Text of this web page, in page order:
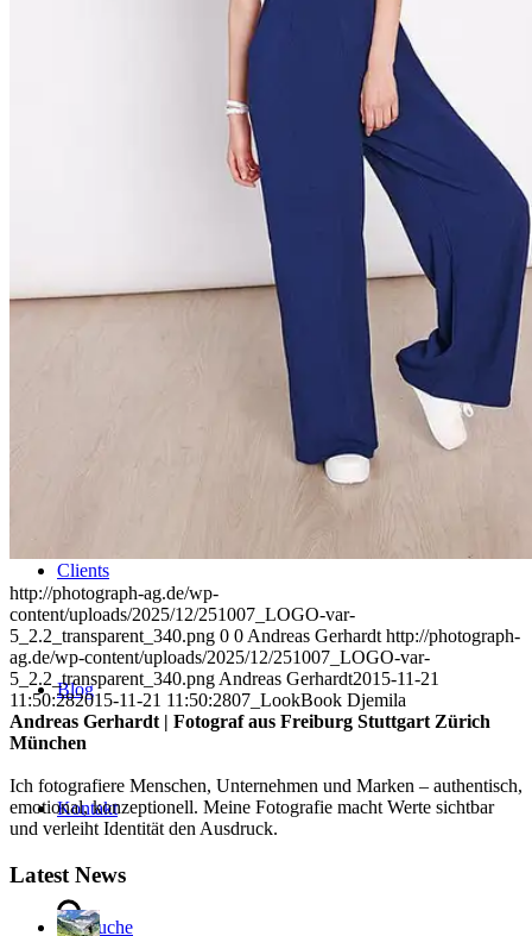
Clients
Blog
Kontakt
Suche
http://photograph-ag.de/wp-
content/uploads/2025/12/251007_LOGO-var-
5_2.2_transparent_340.png 0 0 Andreas Gerhardt http://photograph-
ag.de/wp-content/uploads/2025/12/251007_LOGO-var-
5_2.2_transparent_340.png Andreas Gerhardt2015-11-21
11:50:282015-11-21 11:50:2807_LookBook Djemila
Andreas Gerhardt | Fotograf aus Freiburg Stuttgart Zürich
München
Ich fotografiere Menschen, Unternehmen und Marken – authentisch,
emotional, konzeptionell. Meine Fotografie macht Werte sichtbar
und verleiht Identität den Ausdruck.
Latest News